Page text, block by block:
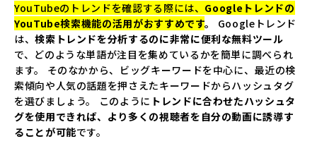
YouTubeのトレンドを確認する際には、 Googleトレンドの
YouTube検索機能の活用がおすすめです。
Googleトレンド
は、検索トレンドを分析するのに非常に便利な無料ツール
で、どのような単語が注目を集めているかを簡単に調べられ
ます。 そのなかから、ビッグキーワードを中心に、最近の検
索傾向や人気の話題を押さえたキーワードからハッシュタグ
を選びましょう。 このように トレンドに合わせたハッシュタ
グを使用できれば、より多くの視聴者を自分の動画に誘導す
ることが可能です。